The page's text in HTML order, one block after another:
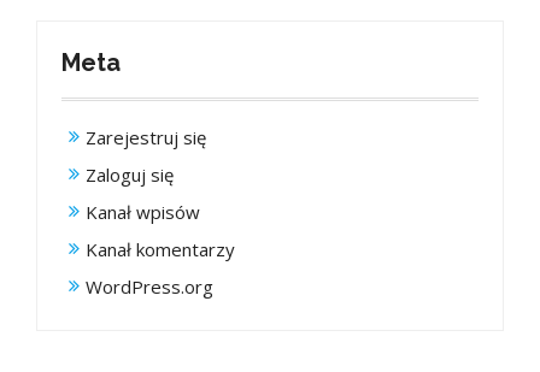
Meta
Zarejestruj się
Zaloguj się
Kanał wpisów
Kanał komentarzy
WordPress.org